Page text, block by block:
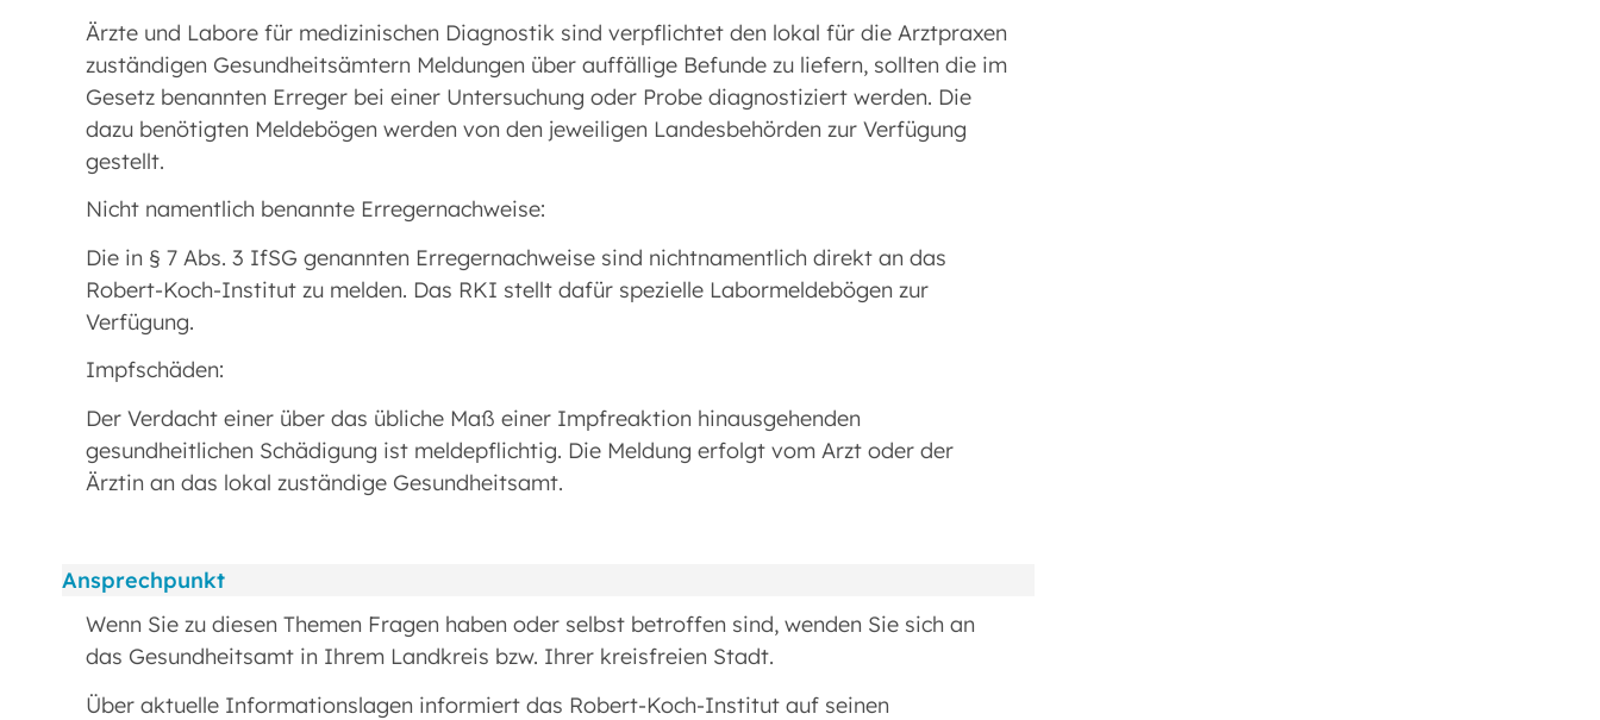
Ärzte und Labore für medizinischen Diagnostik sind verpflichtet den lokal für die Arztpraxen
zuständigen Gesundheitsämtern Meldungen über auffällige Befunde zu liefern, sollten die im
Gesetz benannten Erreger bei einer Untersuchung oder Probe diagnostiziert werden. Die
dazu benötigten Meldebögen werden von den jeweiligen Landesbehörden zur Verfügung
gestellt.
Nicht namentlich benannte Erregernachweise:
Die in § 7 Abs. 3 IfSG genannten Erregernachweise sind nichtnamentlich direkt an das
Robert-Koch-Institut zu melden. Das RKI stellt dafür spezielle Labormeldebögen zur
Verfügung.
Impfschäden:
Der Verdacht einer über das übliche Maß einer Impfreaktion hinausgehenden
gesundheitlichen Schädigung ist meldepflichtig. Die Meldung erfolgt vom Arzt oder der
Ärztin an das lokal zuständige Gesundheitsamt.
Ansprechpunkt
Wenn Sie zu diesen Themen Fragen haben oder selbst betroffen sind, wenden Sie sich an
das Gesundheitsamt in Ihrem Landkreis bzw. Ihrer kreisfreien Stadt.
Über aktuelle Informationslagen informiert das Robert-Koch-Institut auf seinen